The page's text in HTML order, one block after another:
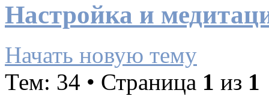
Настройка и
Начать новую тему
Тем: 34 • Страница 1 из 1